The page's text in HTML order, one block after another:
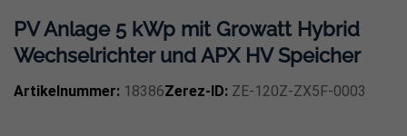
PV Anlage 5 kWp mit Growatt Hybrid
Wechselrichter und APX HV Speicher
Artikelnummer: 18386Zerez-ID: ZE-120Z-ZX5F-0003